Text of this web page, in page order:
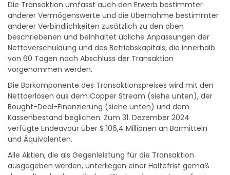
anderer Vermögenswerte und die Übernahme bestimmter
anderer Verbindlichkeiten zusätzlich zu den oben
beschriebenen und beinhaltet übliche Anpassungen der
Nettoverschuldung und des Betriebskapitals, die innerhalb
von 60 Tagen nach Abschluss der Transaktion
vorgenommen werden.
Die Barkomponente des Transaktionspreises wird mit den
Nettoerlösen aus dem Copper Stream (siehe unten), der
Bought-Deal-Finanzierung (siehe unten) und dem
Kassenbestand beglichen. Zum 31. Dezember 2024
verfügte Endeavour über $ 106,4 Millionen an Barmitteln
und Äquivalenten.
Alle Aktien, die als Gegenleistung für die Transaktion
ausgegeben werden, unterliegen einer Haltefrist gemäß
den geltenden kanadischen Wertpapiergesetzen, die vier